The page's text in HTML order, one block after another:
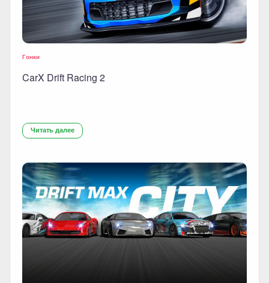
Гонки
CarX Drift Racing 2
Читать далее